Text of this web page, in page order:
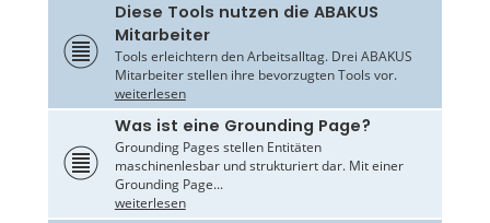
Diese Tools nutzen die ABAKUS
Mitarbeiter
Tools erleichtern den Arbeitsalltag. Drei ABAKUS
Mitarbeiter stellen ihre bevorzugten Tools vor.
weiterlesen
Was ist eine Grounding Page?
Grounding Pages stellen Entitäten
maschinenlesbar und strukturiert dar. Mit einer
Grounding Page...
weiterlesen